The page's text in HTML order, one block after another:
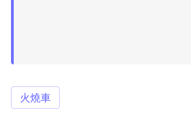
火燒車